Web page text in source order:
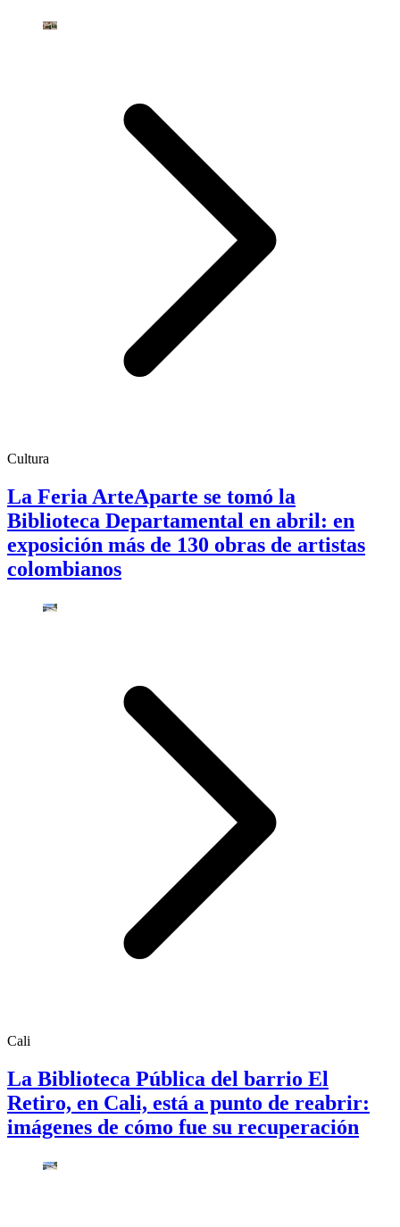
Cultura
La Feria ArteAparte se tomó la
Biblioteca Departamental en abril: en
exposición más de 130 obras de artistas
colombianos
Cali
La Biblioteca Pública del barrio El
Retiro, en Cali, está a punto de reabrir:
imágenes de cómo fue su recuperación